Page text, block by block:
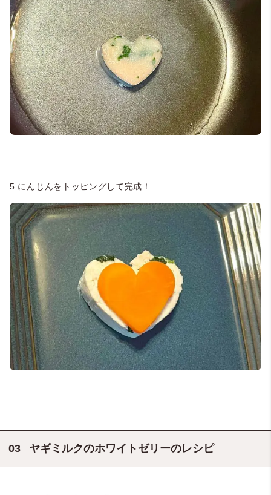
5.にんじんをトッピングして完成！
ヤギミルクのホワイトゼリーのレシピ